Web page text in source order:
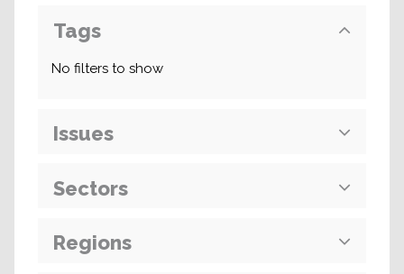
Tags
No filters to show
Issues
Sectors
Regions